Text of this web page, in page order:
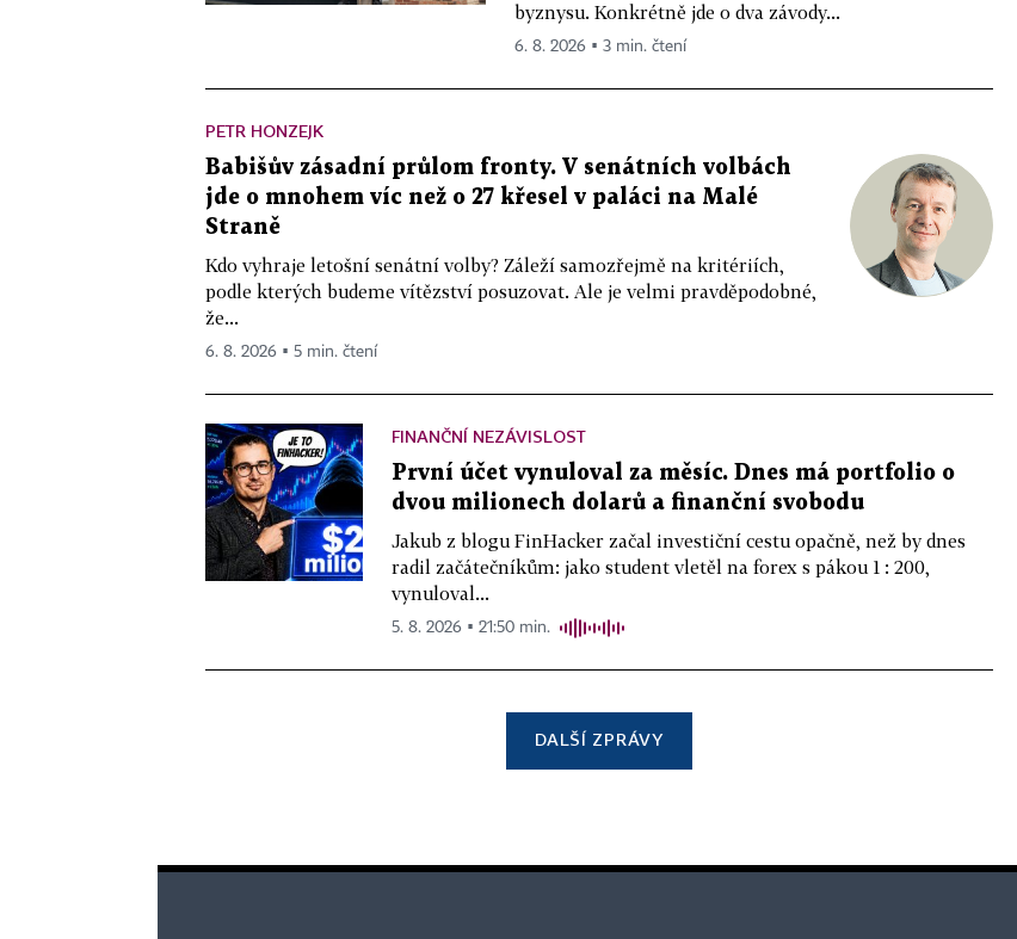
byznysu. Konkrétně jde o dva závody...
6. 8. 2026 ▪ 3 min. čtení
PETR HONZEJK
Babišův zásadní průlom fronty. V senátních volbách
jde o mnohem víc než o 27 křesel v paláci na Malé
Straně
Kdo vyhraje letošní senátní volby? Záleží samozřejmě na kritériích,
podle kterých budeme vítězství posuzovat. Ale je velmi pravděpodobné,
že...
6. 8. 2026 ▪ 5 min. čtení
FINANČNÍ NEZÁVISLOST
První účet vynuloval za měsíc. Dnes má portfolio o
dvou milionech dolarů a finanční svobodu
Jakub z blogu FinHacker začal investiční cestu opačně, než by dnes
radil začátečníkům: jako student vletěl na forex s pákou 1 : 200,
vynuloval...
5. 8. 2026 ▪ 21:50 min.
DALŠÍ ZPRÁVY